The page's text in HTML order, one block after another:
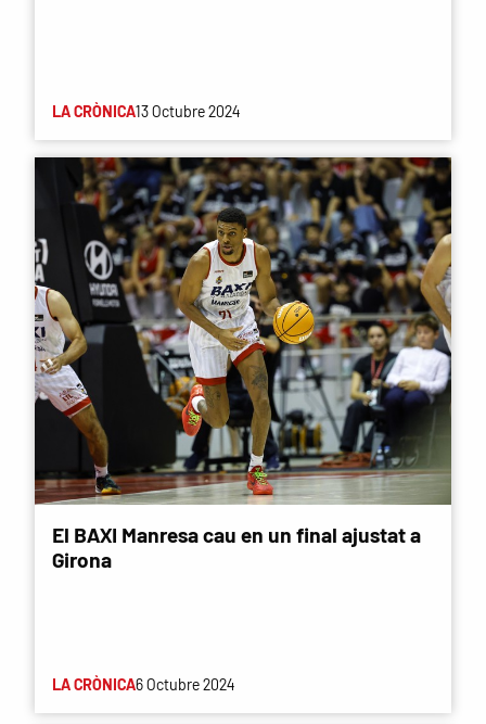
LA CRÒNICA13 Octubre 2024
El BAXI Manresa cau en un final ajustat a
Girona
LA CRÒNICA6 Octubre 2024